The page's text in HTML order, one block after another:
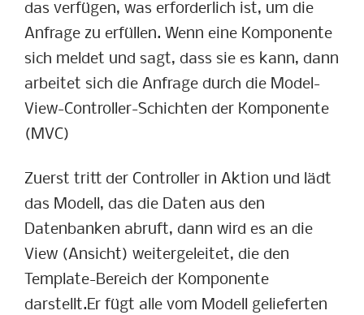
das verfügen, was erforderlich ist, um die
Anfrage zu erfüllen. Wenn eine Komponente
sich meldet und sagt, dass sie es kann, dann
arbeitet sich die Anfrage durch die Model-
View-Controller-Schichten der Komponente
(MVC)
Zuerst tritt der Controller in Aktion und lädt
das Modell, das die Daten aus den
Datenbanken abruft, dann wird es an die
View (Ansicht) weitergeleitet, die den
Template-Bereich der Komponente
darstellt.Er fügt alle vom Modell gelieferten